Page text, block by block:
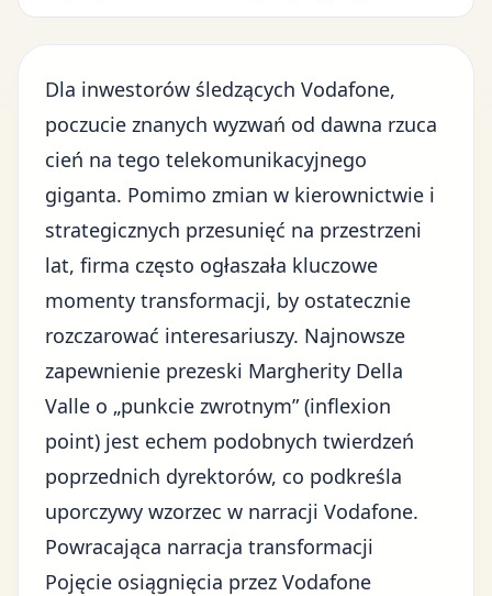
Dla inwestorów śledzących Vodafone,
poczucie znanych wyzwań od dawna rzuca
cień na tego telekomunikacyjnego
giganta. Pomimo zmian w kierownictwie i
strategicznych przesunięć na przestrzeni
lat, firma często ogłaszała kluczowe
momenty transformacji, by ostatecznie
rozczarować interesariuszy. Najnowsze
zapewnienie prezeski Margherity Della
Valle o „punkcie zwrotnym” (inflexion
point) jest echem podobnych twierdzeń
poprzednich dyrektorów, co podkreśla
uporczywy wzorzec w narracji Vodafone.
Powracająca narracja transformacji
Pojęcie osiągnięcia przez Vodafone